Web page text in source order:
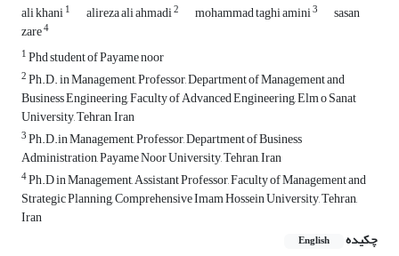
ali khani1 alireza ali ahmadi2 mohammad taghi amini3 sasan
zare4
1Phd student of Payame noor
2Ph.D. in Management, Professor, Department of Management and
Business Engineering, Faculty of Advanced Engineering, Elm o Sanat
University, Tehran, Iran
3Ph.D.in Management, Professor, Department of Business
Administration, Payame Noor University, Tehran, Iran
4Ph.D in Management, Assistant Professor, Faculty of Management and
Strategic Planning, Comprehensive Imam Hossein University, Tehran,
Iran
چکیده
English